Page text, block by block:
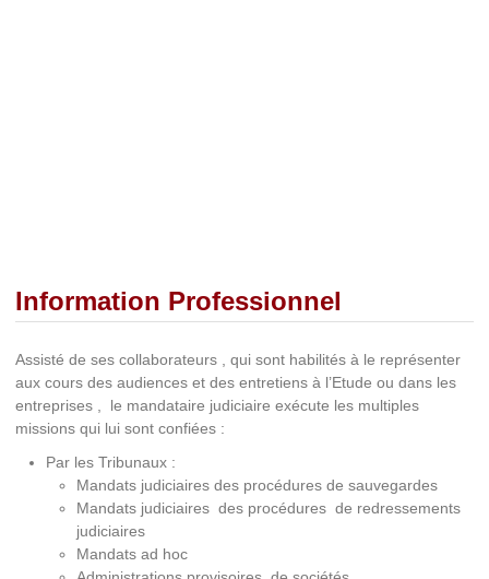
Information Professionnel
Assisté de ses collaborateurs , qui sont habilités à le représenter
aux cours des audiences et des entretiens à l’Etude ou dans les
entreprises , le mandataire judiciaire exécute les multiples
missions qui lui sont confiées :
Par les Tribunaux :
Mandats judiciaires des procédures de sauvegardes
Mandats judiciaires des procédures de redressements
judiciaires
Mandats ad hoc